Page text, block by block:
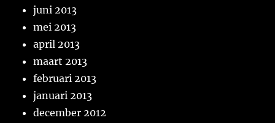
juni 2013
mei 2013
april 2013
maart 2013
februari 2013
januari 2013
december 2012